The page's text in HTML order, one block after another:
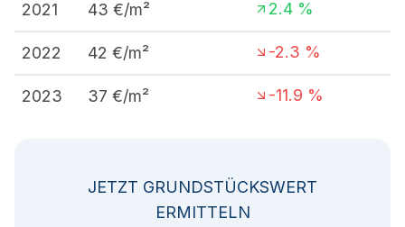
2021 43 €/m² 2.4 %
2022 42 €/m² -2.3 %
2023 37 €/m² -11.9 %
JETZT GRUNDSTÜCKSWERT
ERMITTELN